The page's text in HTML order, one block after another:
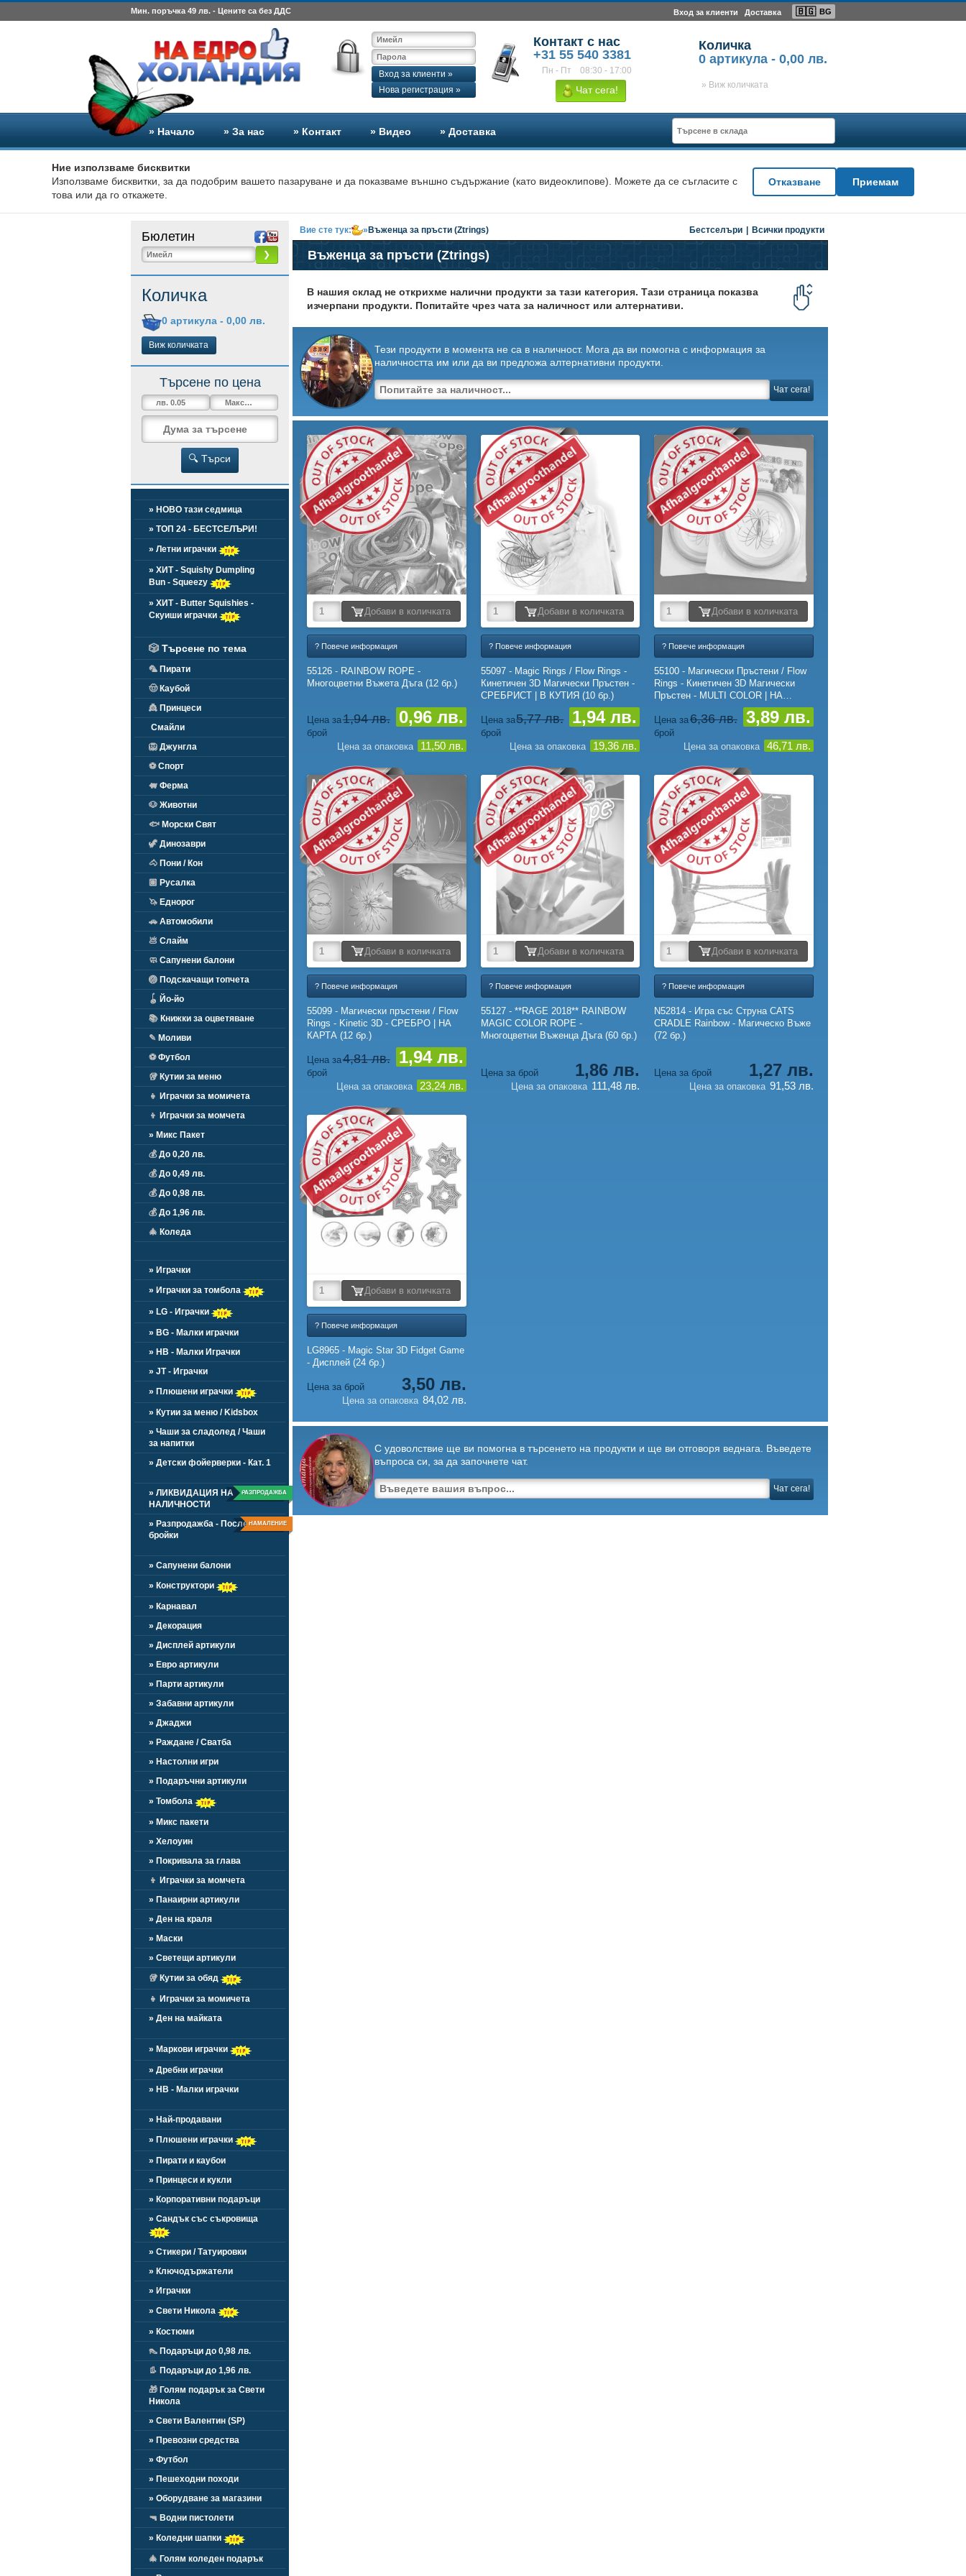
Мин. поръчка 49 лв. - Цените са без ДДС Вход за клиенти Доставка 🇧🇬 BG
Вход за клиенти »
Нова регистрация »
Контакт с нас
+31 55 540 3381
Пн - Пт 08:30 - 17:00
Чат сега!
Количка
0 артикула - 0,00 лв.
» Виж количката
» Начало » За нас » Контакт » Видео » Доставка
Ние използваме бисквитки
Използваме бисквитки, за да подобрим вашето пазаруване и да показваме външно съдържание (като видеоклипове). Можете да се съгласите с
това или да го откажете.
Отказване Приемам
Бюлетин
❯
Количка
0 артикула - 0,00 лв.
Виж количката
Търсене по цена
🔍 Търси
» НОВО тази седмица
» ТОП 24 - БЕСТСЕЛЪРИ!
» Летни играчки
» ХИТ - Squishy Dumpling
Bun - Squeezy
» ХИТ - Butter Squishies -
Скуиши играчки
🎲 Търсене по тема
🦜 Пирати
🤠Каубой
👸 Принцеси
Смайли
🦁 Джунгла
⚽Спорт
🐖 Ферма
🐶 Животни
🐟 Морски Свят
🦖 Динозаври
🐴 Пони / Кон
🏽 Русалка
🦄 Еднорог
🚗 Автомобили
💩 Слайм
🧼 Сапунени балони
🏐 Подскачащи топчета
🪀 Йо-йо
📚 Книжки за оцветяване
✎ Моливи
⚽Футбол
🥡 Кутии за меню
👧 Играчки за момичета
👦 Играчки за момчета
» Микс Пакет
💰До 0,20 лв.
💰До 0,49 лв.
💰До 0,98 лв.
💰До 1,96 лв.
🎄 Коледа
» Играчки
» Играчки за томбола
» LG - Играчки
» BG - Малки играчки
» HB - Малки Играчки
» JT - Играчки
» Плюшени играчки
» Кутии за меню / Kidsbox
» Чаши за сладолед / Чаши
за напитки
» Детски фойерверки - Кат. 1
» ЛИКВИДАЦИЯ НА
НАЛИЧНОСТИ
РАЗПРОДАЖБА
» Разпродажба - Последни
бройки
НАМАЛЕНИЕ
» Сапунени балони
» Конструктори
» Карнавал
» Декорация
» Дисплей артикули
» Евро артикули
» Парти артикули
» Забавни артикули
» Джаджи
» Раждане / Сватба
» Настолни игри
» Подаръчни артикули
» Томбола
» Микс пакети
» Хелоуин
» Покривала за глава
👦 Играчки за момчета
» Панаирни артикули
» Ден на краля
» Маски
» Светещи артикули
🥡 Кутии за обяд
👧 Играчки за момичета
» Ден на майката
» Маркови играчки
» Дребни играчки
» HB - Малки играчки
» Най-продавани
» Плюшени играчки
» Пирати и каубои
» Принцеси и кукли
» Корпоративни подаръци
» Сандък със съкровища
» Стикери / Татуировки
» Ключодържатели
» Играчки
» Свети Никола
» Костюми
👠 Подаръци до 0,98 лв.
👢 Подаръци до 1,96 лв.
🎁 Голям подарък за Свети
Никола
» Свети Валентин (SP)
» Превозни средства
» Футбол
» Пешеходни походи
» Оборудване за магазини
🔫 Водни пистолети
» Коледни шапки
🎄 Голям коледен подарък
Вие сте тук: » Въженца за пръсти (Ztrings) Бестселъри Всички продукти
Въженца за пръсти (Ztrings)
В нашия склад не открихме налични продукти за тази категория. Тази страница показва
изчерпани продукти. Попитайте чрез чата за наличност или алтернативи.
Тези продукти в момента не са в наличност. Мога да ви помогна с информация за
наличността им или да ви предложа алтернативни продукти.
Чат сега!
OP=OP
Добави в количката
? Повече информация
55126 - RAINBOW ROPE -
Многоцветни Въжета Дъга (12 бр.)
Цена за
брой
1,94 лв. 0,96 лв.
Цена за опаковка 11,50 лв.
OP = OP !
Добави в количката
? Повече информация
55097 - Magic Rings / Flow Rings -
Кинетичен 3D Магически Пръстен -
СРЕБРИСТ | В КУТИЯ (10 бр.)
Цена за
брой
5,77 лв. 1,94 лв.
Цена за опаковка 19,36 лв.
MULTI COLOR
Добави в количката
? Повече информация
55100 - Магически Пръстени / Flow
Rings - Кинетичен 3D Магически
Пръстен - MULTI COLOR | НА
Цена за
брой
6,36 лв. 3,89 лв.
Цена за опаковка 46,71 лв.
OP =OP !
Добави в количката
? Повече информация
55099 - Магически пръстени / Flow
Rings - Kinetic 3D - СРЕБРО | НА
КАРТА (12 бр.)
Цена за
брой
4,81 лв. 1,94 лв.
Цена за опаковка 23,24 лв.
RAGE !
Добави в количката
? Повече информация
55127 - **RAGE 2018** RAINBOW
MAGIC COLOR ROPE -
Многоцветни Въженца Дъга (60 бр.)
Цена за брой 1,86 лв.
Цена за опаковка 111,48 лв.
RAGE !
Добави в количката
? Повече информация
N52814 - Игра със Струна CATS
CRADLE Rainbow - Магическо Въже
(72 бр.)
Цена за брой 1,27 лв.
Цена за опаковка 91,53 лв.
NIEUW
Добави в количката
? Повече информация
LG8965 - Magic Star 3D Fidget Game
- Дисплей (24 бр.)
Цена за брой 3,50 лв.
Цена за опаковка 84,02 лв.
С удоволствие ще ви помогна в търсенето на продукти и ще ви отговоря веднага. Въведете
въпроса си, за да започнете чат.
Чат сега!